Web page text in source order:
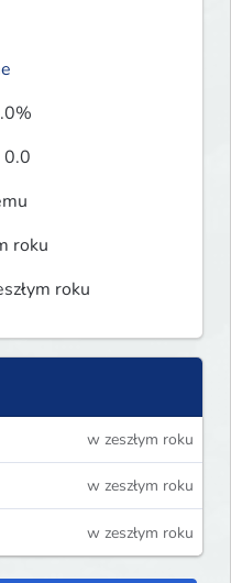
0.0
roku
roku
w zeszłym roku
w zeszłym roku
w zeszłym roku